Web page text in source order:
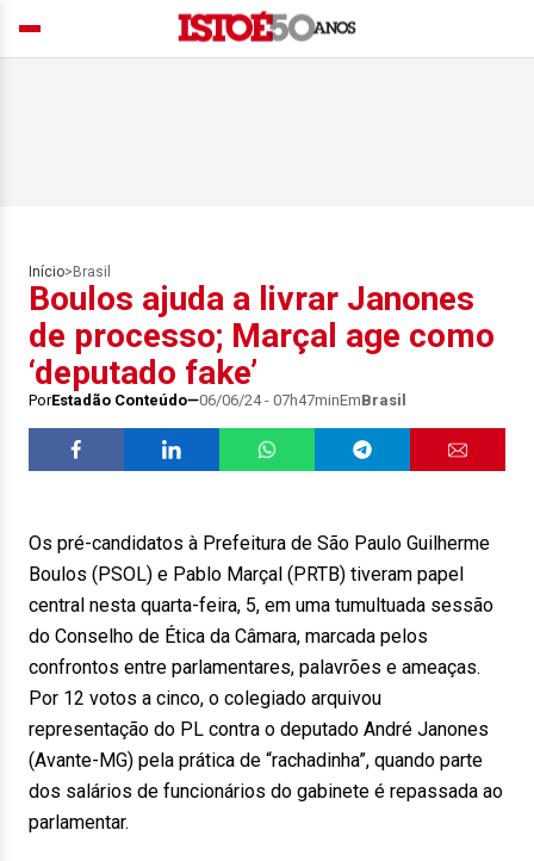
Início> Brasil
Boulos ajuda a livrar Janones
de processo; Marçal age como
‘deputado fake’
PorEstadão Conteúdo 06/06/24 - 07h47minEmBrasil
Os pré-candidatos à Prefeitura de São Paulo Guilherme
Boulos (PSOL) e Pablo Marçal (PRTB) tiveram papel
central nesta quarta-feira, 5, em uma tumultuada sessão
do Conselho de Ética da Câmara, marcada pelos
confrontos entre parlamentares, palavrões e ameaças.
Por 12 votos a cinco, o colegiado arquivou
representação do PL contra o deputado André Janones
(Avante-MG) pela prática de “rachadinha”, quando parte
dos salários de funcionários do gabinete é repassada ao
parlamentar.